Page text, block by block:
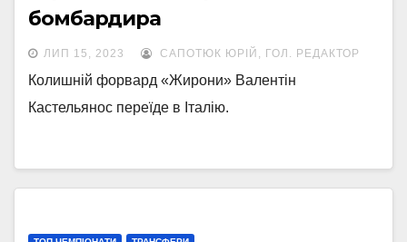
бомбардира
ЛИП 15, 2023 САПОТЮК ЮРІЙ, ГОЛ. РЕДАКТОР
Колишній форвард «Жирони» Валентін
Кастельянос переїде в Італію.